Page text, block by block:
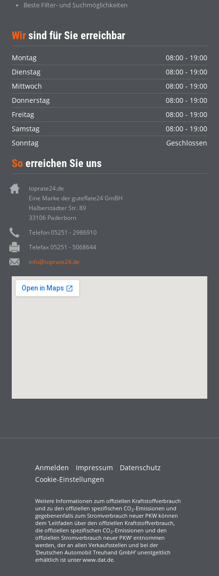
Beste Filter- und Suchmöglichkeiten
Wir sind für Sie erreichbar
Montag
08:00 - 19:00
Dienstag
08:00 - 19:00
Mittwoch
08:00 - 19:00
Donnerstag
08:00 - 19:00
Freitag
08:00 - 19:00
Samstag
08:00 - 19:00
Sonntag
Geschlossen
So erreichen Sie uns
toprate24.de
Eine Marke der guteRate24 GmBH
Halberstädter Str. 89
33106 Paderborn
Telefon 05251 - 2986910
Telefax 05251 - 5068644
info@toprate24.de
Anmelden Impressum
Datenschutz
Cookie-Einstellungen
Weitere Informationen zum offiziellen Kraftstoffverbrauch
und zu den offiziellen spezifischen CO2-Emissionen und
gegebenenfalls zum Stromverbrauch neuer PKW können
dem 'Leitfaden über den offiziellen Kraftstoffverbrauch,
die offiziellen spezifischen CO2-Emissionen und den
offiziellen Stromverbrauch neuer PKW' entnommen
werden, der an allen Verkaufsstellen und bei der
'Deutschen Automobil Treuhand GmbH' unentgeltlich
erhältlich ist unter www.dat.de.